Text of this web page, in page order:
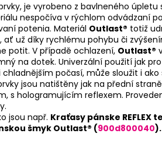
je vyrobeno z bavlneného úpletu
nespočíva v rýchlom odvádzaní
potenia. Materiál Outlast® totiž
ať už díky rychlému pohybu či
potit. V případě ochlazení, Outlast®
na dotek. Univerzální použití jak
počasí, může sloužit i ako
jsou natištěny jak na přední
s hologramujícím reflexem.
jsou např. Kraťasy pánske REFLEX
šmyk Outlast® (900d800040).